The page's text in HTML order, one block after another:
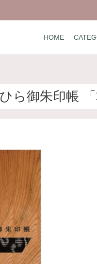
HOME
ら御朱印帳